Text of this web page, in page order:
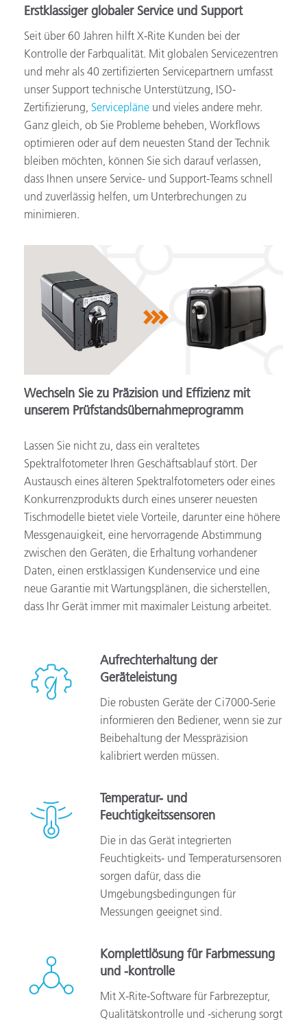
Erstklassiger globaler Service und Support
Seit über 60 Jahren hilft X-Rite Kunden bei der
Kontrolle der Farbqualität. Mit globalen Servicezentren
und mehr als 40 zertifizierten Servicepartnern umfasst
unser Support technische Unterstützung, ISO-
Zertifizierung, Servicepläne und vieles andere mehr.
Ganz gleich, ob Sie Probleme beheben, Workflows
optimieren oder auf dem neuesten Stand der Technik
bleiben möchten, können Sie sich darauf verlassen,
dass Ihnen unsere Service- und Support-Teams schnell
und zuverlässig helfen, um Unterbrechungen zu
minimieren.
Wechseln Sie zu Präzision und Effizienz mit
unserem Prüfstandsübernahmeprogramm
Lassen Sie nicht zu, dass ein veraltetes
Spektralfotometer Ihren Geschäftsablauf stört. Der
Austausch eines älteren Spektralfotometers oder eines
Konkurrenzprodukts durch eines unserer neuesten
Tischmodelle bietet viele Vorteile, darunter eine höhere
Messgenauigkeit, eine hervorragende Abstimmung
zwischen den Geräten, die Erhaltung vorhandener
Daten, einen erstklassigen Kundenservice und eine
neue Garantie mit Wartungsplänen, die sicherstellen,
dass Ihr Gerät immer mit maximaler Leistung arbeitet.
Aufrechterhaltung der
Geräteleistung
Die robusten Geräte der Ci7000-Serie
informieren den Bediener, wenn sie zur
Beibehaltung der Messpräzision
kalibriert werden müssen.
Temperatur- und
Feuchtigkeitssensoren
Die in das Gerät integrierten
Feuchtigkeits- und Temperatursensoren
sorgen dafür, dass die
Umgebungsbedingungen für
Messungen geeignet sind.
Komplettlösung für Farbmessung
und -kontrolle
Mit X-Rite-Software für Farbrezeptur,
Qualitätskontrolle und -sicherung sorgt